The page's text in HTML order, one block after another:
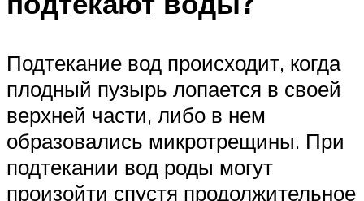
Подтекание вод происходит, когда
плодный пузырь лопается в своей
верхней части, либо в нем
образовались микротрещины. При
подтекании вод роды могут
произойти спустя продолжительное